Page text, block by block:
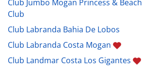
Club Jumbo Mogan Princess & Beach
Club
Club Labranda Bahia De Lobos
Club Labranda Costa Mogan
Club Landmar Costa Los Gigantes